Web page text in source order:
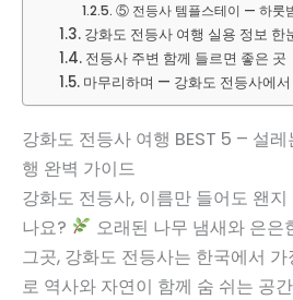
⑤ 전등사 템플스테이 — 하룻
강화도 전등사 여행 실용 정보 한
전등사 주변 함께 들르면 좋은 곳
마무리하며 — 강화도 전등사에
강화도 전등사 여행 BEST 5 – 설
행 완벽 가이드
강화도 전등사, 이름만 들어도 왠
나요?
오래된 나무 냄새와 은은
그곳, 강화도 전등사는 한국에서
로 역사와 자연이 함께 숨 쉬는 공